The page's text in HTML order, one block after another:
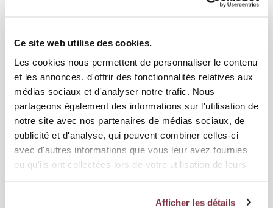
Ce site web utilise des cookies.
Les cookies nous permettent de personnaliser le contenu
et les annonces, d'offrir des fonctionnalités relatives aux
médias sociaux et d'analyser notre trafic. Nous
partageons également des informations sur l'utilisation de
notre site avec nos partenaires de médias sociaux, de
publicité et d'analyse, qui peuvent combiner celles-ci
avec d'autres informations que vous leur avez fournies
ou qu'ils ont collectées lors de votre utilisation de leurs
Afficher les détails